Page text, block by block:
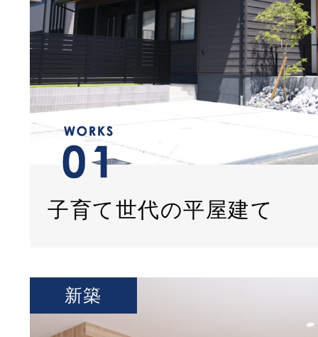
子育て世代の平屋建て
新築